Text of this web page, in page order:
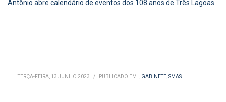
Antônio abre calendário de eventos dos 108 anos de Três Lagoas
TERÇA-FEIRA, 13 JUNHO 2023 / PUBLICADO EM ., GABINETE,SMAS